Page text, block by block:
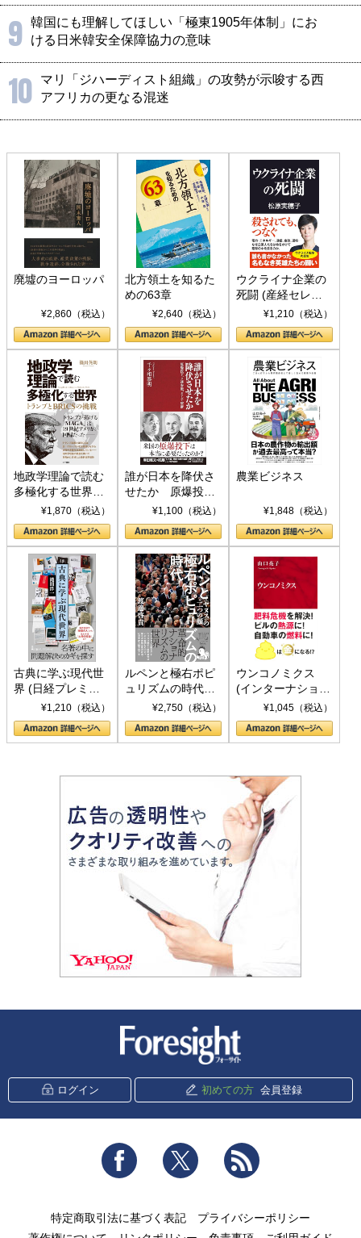
9 韓国にも理解してほしい「極東1905年体制」にお
ける日米韓安全保障協力の意味
10
マリ「ジハーディスト組織」の攻勢が示唆する西
アフリカの更なる混迷
廃墟のヨーロッパ
¥2,860（税込）
北方領土を知るた
めの63章
¥2,640（税込）
ウクライナ企業の
死闘 (産経セレク
ト S 039)¥1,210（税込）
地政学理論で読む
多極化する世界：
トランプとBRICS
の挑戦
¥1,870（税込）
誰が日本を降伏さ
せたか 原爆投
下、ソ連参戦、そ
して聖断 (PHP新
書)
¥1,100（税込）
農業ビジネス
¥1,848（税込）
古典に学ぶ現代世
界 (日経プレミア
シリーズ)¥1,210（税込）
ルペンと極右ポピ
ュリズムの時代：
〈ヤヌス〉の二つ
の顔
¥2,750（税込）
ウンコノミクス
(インターナショナ
ル新書)¥1,045（税込）
ログイン 初めての方 会員登録
Facebook Twitter
特定商取引法に基づく表記
プライバシーポリシー